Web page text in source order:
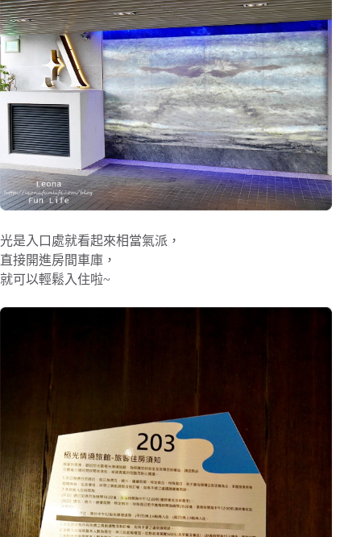
光是入口處就看起來相當氣派，
直接開進房間車庫，
就可以輕鬆入住啦~